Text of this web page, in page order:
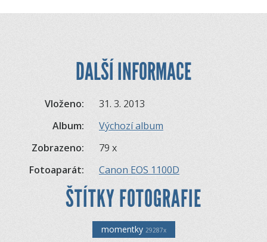
DALŠÍ INFORMACE
Vloženo:
31. 3. 2013
Album:
Výchozí album
Zobrazeno:
79 x
Fotoaparát:
Canon EOS 1100D
ŠTÍTKY FOTOGRAFIE
momentky 29287x